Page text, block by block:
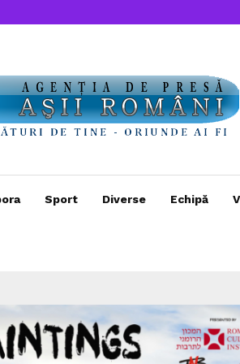
Sport Diverse Echipă